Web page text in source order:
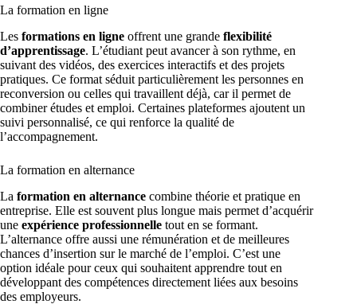
La formation en ligne
Les formations en ligne offrent une grande flexibilité
d’apprentissage. L’étudiant peut avancer à son rythme, en
suivant des vidéos, des exercices interactifs et des projets
pratiques. Ce format séduit particulièrement les personnes en
reconversion ou celles qui travaillent déjà, car il permet de
combiner études et emploi. Certaines plateformes ajoutent un
suivi personnalisé, ce qui renforce la qualité de
l’accompagnement.
La formation en alternance
La formation en alternance combine théorie et pratique en
entreprise. Elle est souvent plus longue mais permet d’acquérir
une expérience professionnelle tout en se formant.
L’alternance offre aussi une rémunération et de meilleures
chances d’insertion sur le marché de l’emploi. C’est une
option idéale pour ceux qui souhaitent apprendre tout en
développant des compétences directement liées aux besoins
des employeurs.